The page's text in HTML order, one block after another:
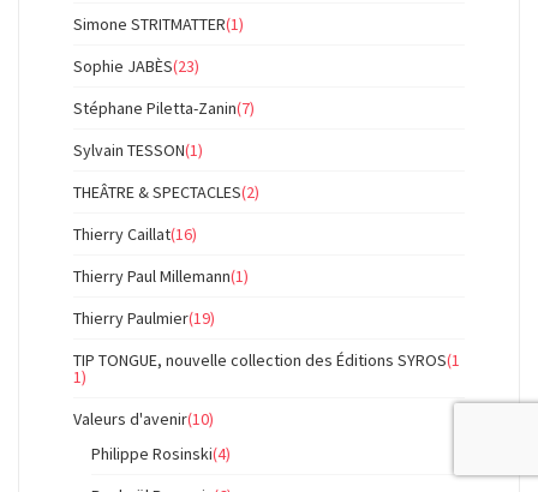
Simone STRITMATTER(1)
Sophie JABÈS(23)
Stéphane Piletta-Zanin(7)
Sylvain TESSON(1)
THEÂTRE & SPECTACLES(2)
Thierry Caillat(16)
Thierry Paul Millemann(1)
Thierry Paulmier(19)
TIP TONGUE, nouvelle collection des Éditions SYROS(1
1)
Valeurs d'avenir(10)
Philippe Rosinski(4)